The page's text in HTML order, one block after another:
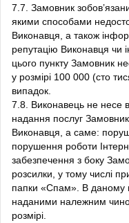
7.7. Замовник
якими способами
Виконавця, а також
репутацію Виконавця чи
цього пункту Замовник
у розмірі 100 000 (сто
випадок.
7.8. Виконавець не несе
надання послуг
Виконавця, а саме:
порушення роботи
забезпечення з боку
розсилки, у тому числі
папки «Спам». В даному
наданими належним
розмірі.